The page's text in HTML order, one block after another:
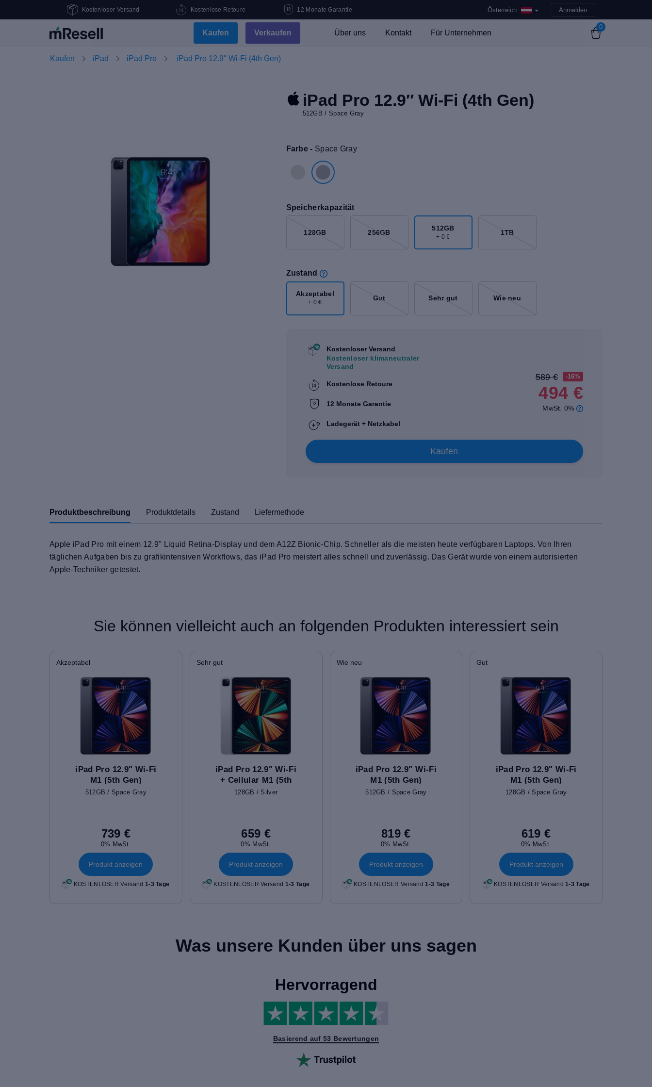
Kostenloser Versand Kostenlose Retoure 12 Monate Garantie Österreich Anmelden
Kaufen Verkaufen Über uns Kontakt Für Unternehmen
0
Kaufen iPad iPad Pro iPad Pro 12.9" Wi-Fi (4th Gen)
iPad Pro 12.9″ Wi-Fi (4th Gen)
512GB / Space Gray
Farbe - Space Gray
Speicherkapazität
128GB 256GB
512GB
+ 0 €
1TB
Zustand
Akzeptabel
+ 0 €
Gut Sehr gut Wie neu
Kostenloser Versand
Kostenloser klimaneutraler
Versand
Kostenlose Retoure
12 Monate Garantie
Ladegerät + Netzkabel
589 € -16%
494 €
MwSt. 0%
Kaufen
Produktbeschreibung Produktdetails Zustand Liefermethode
Apple iPad Pro mit einem 12.9" Liquid Retina-Display und dem A12Z Bionic-Chip. Schneller als die meisten heute verfügbaren Laptops. Von Ihren
täglichen Aufgaben bis zu grafikintensiven Workflows, das iPad Pro meistert alles schnell und zuverlässig. Das Gerät wurde von einem autorisierten
Apple-Techniker getestet.
Sie können vielleicht auch an folgenden Produkten interessiert sein
Akzeptabel
iPad Pro 12.9" Wi-Fi
M1 (5th Gen)
512GB / Space Gray
739 €
0% MwSt.
Produkt anzeigen
KOSTENLOSER Versand 1-3 Tage
Sehr gut
iPad Pro 12.9" Wi-Fi
+ Cellular M1 (5th
Gen)
128GB / Silver
659 €
0% MwSt.
Produkt anzeigen
KOSTENLOSER Versand 1-3 Tage
Wie neu
iPad Pro 12.9" Wi-Fi
M1 (5th Gen)
512GB / Space Gray
819 €
0% MwSt.
Produkt anzeigen
KOSTENLOSER Versand1-3 Tage
Gut
iPad Pro 12.9" Wi-Fi
M1 (5th Gen)
128GB / Space Gray
619 €
0% MwSt.
Produkt anzeigen
KOSTENLOSER Versand1-3 Tage
Was unsere Kunden über uns sagen
Hervorragend
Basierend auf 53 Bewertungen